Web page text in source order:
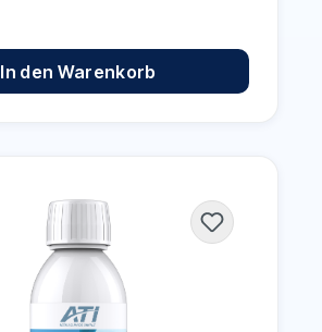
In den Warenkorb